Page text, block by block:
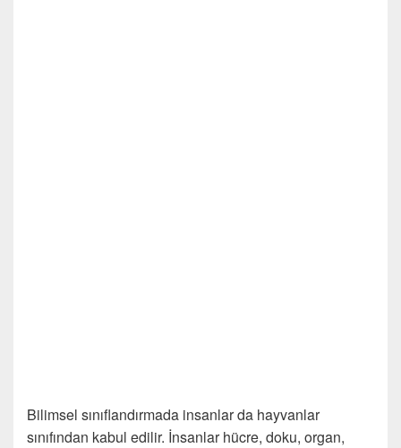
Bilimsel sınıflandırmada insanlar da hayvanlar
sınıfından kabul edilir. İnsanlar hücre, doku, organ,